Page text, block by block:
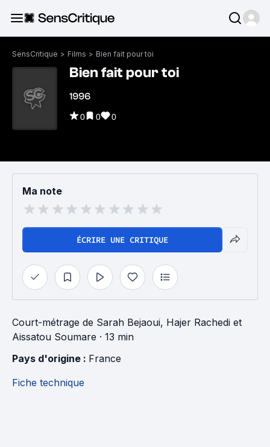
SensCritique > Films > Bien fait pour toi
Bien fait pour toi
1996
0 0 0
Ma note
ÉCRIRE UNE CRITIQUE
Court-métrage de Sarah Bejaoui, Hajer Rachedi et
Aissatou Soumare · 13 min
Pays d'origine : France
Fiche technique